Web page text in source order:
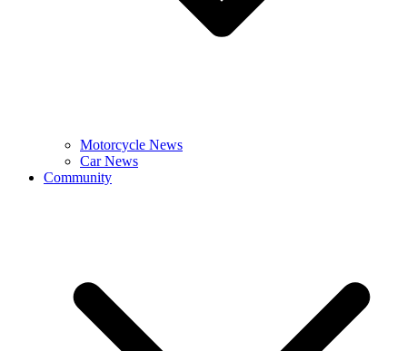
Motorcycle News
Car News
Community